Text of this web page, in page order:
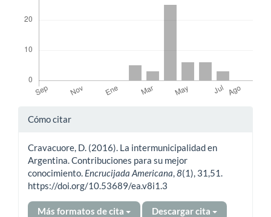
Detalles
artículo
Cómo citar
Cravacuore, D. (2016). La intermunicipalidad en
Argentina. Contribuciones para su mejor
conocimiento. Encrucijada Americana,8(1), 31,51.
https://doi.org/10.53689/ea.v8i1.3
Más formatos de cita Descargar cita